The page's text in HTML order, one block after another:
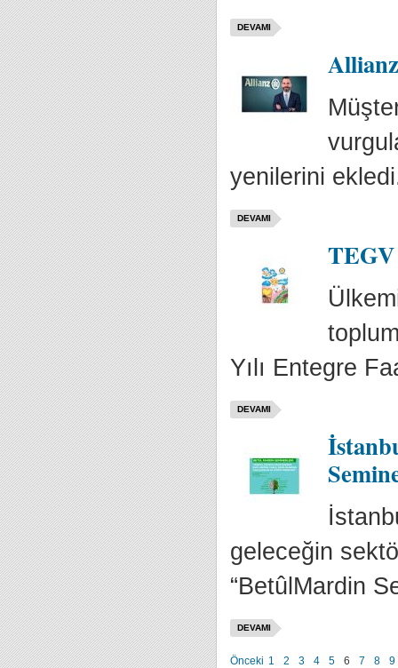
DEVAMI
yenilerini
DEVAMI
TEGV
Yılı Entegre
DEVAMI
geleceğin
“BetûlMardin
DEVAMI
Önceki 1 2 3 4 5 6 7 8 9